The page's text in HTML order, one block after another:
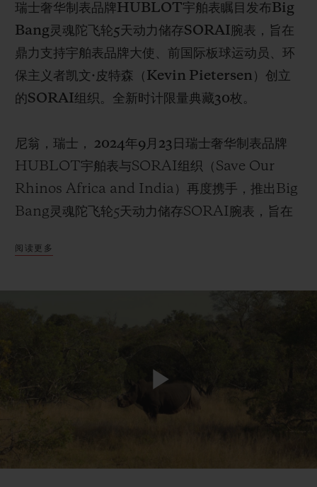
瑞士奢华制表品牌HUBLOT宇舶表瞩目发布Big
Bang灵魂陀飞轮5天动力储存SORAI腕表，旨在
鼎力支持宇舶表品牌大使、前国际板球运动员、环
保主义者凯文·皮特森（Kevin Pietersen）创立
的SORAI组织。全新时计限量典藏30枚。
尼翁，瑞士， 2024年9月23日 瑞士奢华制表品牌
HUBLOT宇舶表与SORAI组织（Save Our
Rhinos Africa and India）再度携手，推出Big
Bang灵魂陀飞轮5天动力储存SORAI腕表，旨在
Big Bang灵魂系列的经典酒桶形表壳设计，搭载
表品牌大使、前国际板球运动员凯文·皮特森
（Kevin Pietersen）创立的犀牛保护组织。宇舶
表始终秉承“同心守犀，改变世界”的理念，坚信集
阅读更多
Play
预期交付
免费配送与退换货